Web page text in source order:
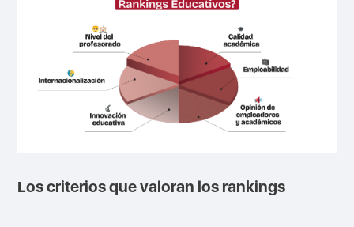
Los criterios que valoran los rankings